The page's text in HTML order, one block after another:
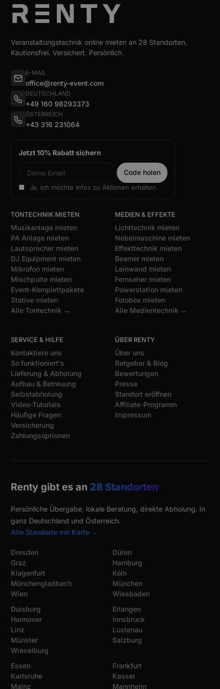
Veranstaltungstechnik online mieten an 28 Standorten.
Kautionsfrei. Versichert. Persönlich.
E-MAIL
office@renty-event.com
DEUTSCHLAND
+49 160 98293373
ÖSTERREICH
+43 316 231064
Jetzt 10% Rabatt sichern
Ja, ich möchte Infos zu Aktionen erhalten.
TONTECHNIK MIETEN
Musikanlage mieten
PA Anlage mieten
Lautsprecher mieten
DJ Equipment mieten
Mikrofon mieten
Mischpulte mieten
Event-Komplettpakete
Stative mieten
Alle Tontechnik →
MEDIEN & EFFEKTE
Lichttechnik mieten
Nebelmaschine mieten
Effekttechnik mieten
Beamer mieten
Leinwand mieten
Fernseher mieten
Powerstation mieten
Fotobox mieten
Alle Medientechnik →
SERVICE & HILFE
Kontaktiere uns
So funktioniert's
Lieferung & Abholung
Aufbau & Betreuung
Selbstabholung
Video-Tutorials
Häufige Fragen
Versicherung
Zahlungsoptionen
ÜBER RENTY
Über uns
Ratgeber & Blog
Bewertungen
Presse
Standort eröffnen
Affiliate-Programm
Impressum
Renty gibt es an 28 Standorten
Persönliche Übergabe, lokale Beratung, direkte Abholung. In
ganz Deutschland und Österreich.
Alle Standorte mit Karte →
Dresden
Graz
Klagenfurt
Mönchengladbach
Wien
Düren
Hamburg
Köln
München
Wiesbaden
Duisburg
Hannover
Linz
Münster
Wieselburg
Erlangen
Innsbruck
Lustenau
Salzburg
Essen
Karlsruhe
Mainz
Frankfurt
Kassel
Mannheim